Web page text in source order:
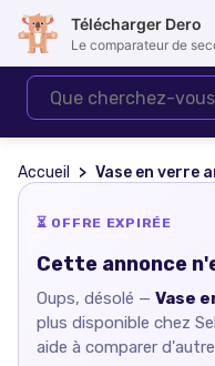
Accueil Vase en verre
⏳ OFFRE EXPIRÉE
Cette annonce
Oups, désolé — Vase
plus disponible chez
aide à comparer
Télécharger Dero
Le comparateur de